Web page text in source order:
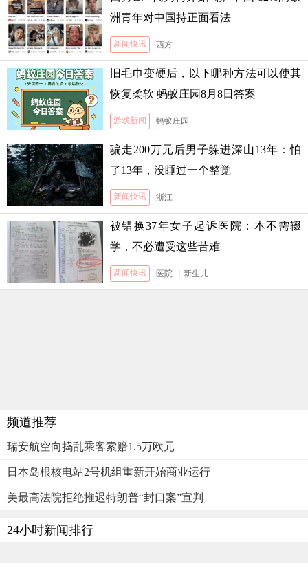
洲青年对中国持正面看法
新闻快讯 西方
旧毛巾变硬后，以下哪种方法可以使其
恢复柔软 蚂蚁庄园8月8日答案
游戏新闻 蚂蚁庄园
骗走200万元后男子躲进深山13年：怕
了13年，没睡过一个整觉
新闻快讯 浙江
被错换37年女子起诉医院：本不需辍
学，不必遭受这些苦难
新闻快讯 医院 新生儿
频道推荐
瑞安航空向捣乱乘客索赔1.5万欧元
日本岛根核电站2号机组重新开始商业运行
美最高法院拒绝推迟特朗普“封口案”宣判
24小时新闻排行